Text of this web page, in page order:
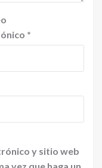
*
y sitio web